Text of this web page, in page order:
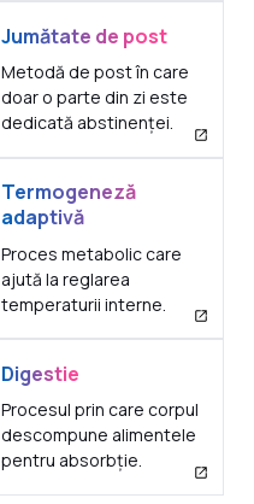
Jumătate de post
Metodă de post în care
doar o parte din zi este
dedicată abstinenței.
Termogeneză
adaptivă
Proces metabolic care
ajută la reglarea
temperaturii interne.
Digestie
Procesul prin care corpul
descompune alimentele
pentru absorbție.